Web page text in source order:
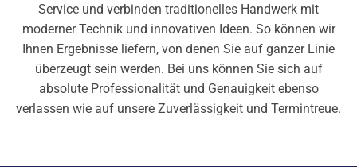
Service und verbinden traditionelles Handwerk mit
moderner Technik und innovativen Ideen. So können wir
Ihnen Ergebnisse liefern, von denen Sie auf ganzer Linie
überzeugt sein werden. Bei uns können Sie sich auf
absolute Professionalität und Genauigkeit ebenso
verlassen wie auf unsere Zuverlässigkeit und Termintreue.